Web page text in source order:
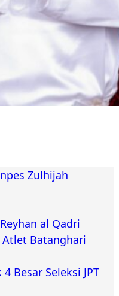
Zulhijah
al Qadri
Atlet Batanghari
Besar Seleksi JPT